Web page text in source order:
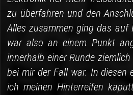
zu überfahren und den
Alles zusammen ging das auf
war also an einem Punkt
innerhalb einer Runde
bei mir der Fall war. In diesen
ich meinen Hinterreifen